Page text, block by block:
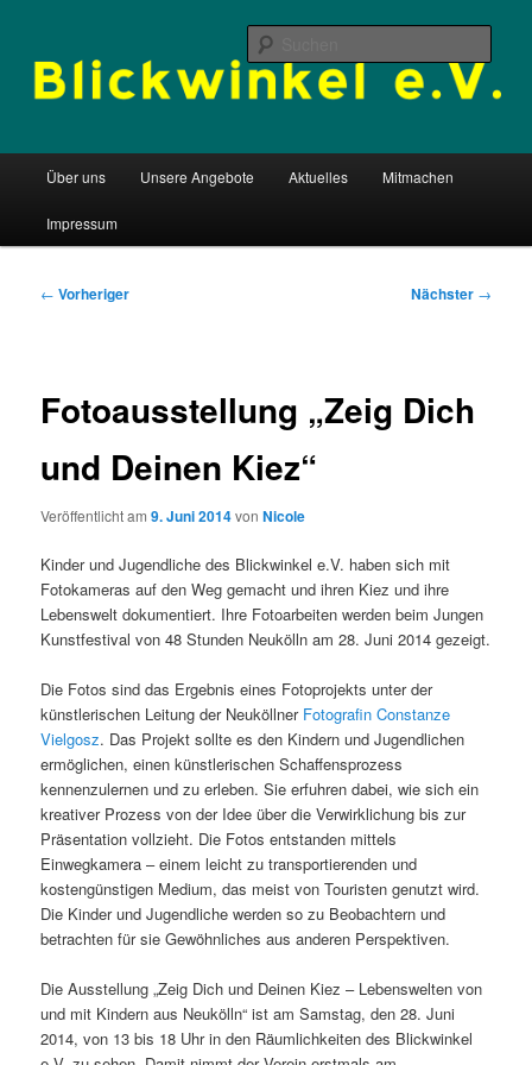
Inhalt
springenBlickwinkel e.V.
HauptmenüÜber uns Unsere Angebote Aktuelles Mitmachen
Impressum
Beitragsnavigation
← Vorheriger Nächster →
Fotoausstellung „Zeig Dich
und Deinen Kiez“
Veröffentlicht am9. Juni 2014vonNicole
Kinder und Jugendliche des Blickwinkel e.V. haben sich mit
Fotokameras auf den Weg gemacht und ihren Kiez und ihre
Lebenswelt dokumentiert. Ihre Fotoarbeiten werden beim Jungen
Kunstfestival von 48 Stunden Neukölln am 28. Juni 2014 gezeigt.
Die Fotos sind das Ergebnis eines Fotoprojekts unter der
künstlerischen Leitung der Neuköllner Fotografin Constanze
Vielgosz. Das Projekt sollte es den Kindern und Jugendlichen
ermöglichen, einen künstlerischen Schaffensprozess
kennenzulernen und zu erleben. Sie erfuhren dabei, wie sich ein
kreativer Prozess von der Idee über die Verwirklichung bis zur
Präsentation vollzieht. Die Fotos entstanden mittels
Einwegkamera – einem leicht zu transportierenden und
kostengünstigen Medium, das meist von Touristen genutzt wird.
Die Kinder und Jugendliche werden so zu Beobachtern und
betrachten für sie Gewöhnliches aus anderen Perspektiven.
Die Ausstellung „Zeig Dich und Deinen Kiez – Lebenswelten von
und mit Kindern aus Neukölln“ ist am Samstag, den 28. Juni
2014, von 13 bis 18 Uhr in den Räumlichkeiten des Blickwinkel